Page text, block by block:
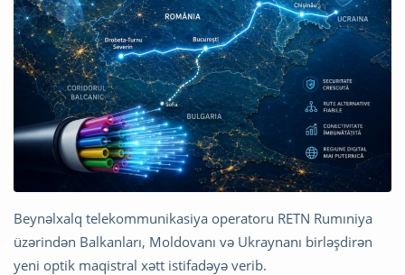
Beynəlxalq telekommunikasiya operatoru RETN Rumıniya
üzərindən Balkanları, Moldovanı və Ukraynanı birləşdirən
yeni optik maqistral xətt istifadəyə verib.